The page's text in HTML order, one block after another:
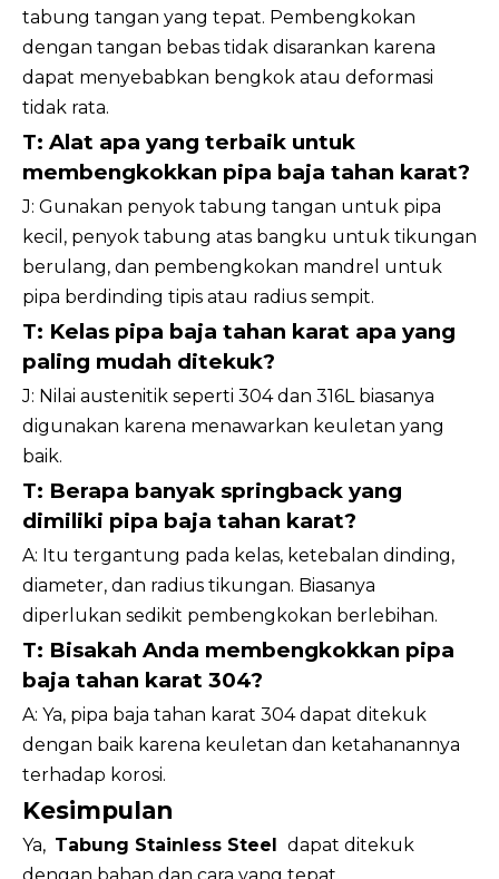
tabung tangan yang tepat. Pembengkokan
dengan tangan bebas tidak disarankan karena
dapat menyebabkan bengkok atau deformasi
tidak rata.
T: Alat apa yang terbaik untuk
membengkokkan pipa baja tahan karat?
J: Gunakan penyok tabung tangan untuk pipa
kecil, penyok tabung atas bangku untuk tikungan
berulang, dan pembengkokan mandrel untuk
pipa berdinding tipis atau radius sempit.
T: Kelas pipa baja tahan karat apa yang
paling mudah ditekuk?
J: Nilai austenitik seperti 304 dan 316L biasanya
digunakan karena menawarkan keuletan yang
baik.
T: Berapa banyak springback yang
dimiliki pipa baja tahan karat?
A: Itu tergantung pada kelas, ketebalan dinding,
diameter, dan radius tikungan. Biasanya
diperlukan sedikit pembengkokan berlebihan.
T: Bisakah Anda membengkokkan pipa
baja tahan karat 304?
A: Ya, pipa baja tahan karat 304 dapat ditekuk
dengan baik karena keuletan dan ketahanannya
terhadap korosi.
Kesimpulan
Ya, Tabung Stainless Steel
dapat ditekuk